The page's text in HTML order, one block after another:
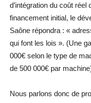
d’intégration du coût
financement initial, le
Saône répondra : «
qui font les lois ». (Une
000€ selon le type de
de 500 000€ par
Nous parlons donc de